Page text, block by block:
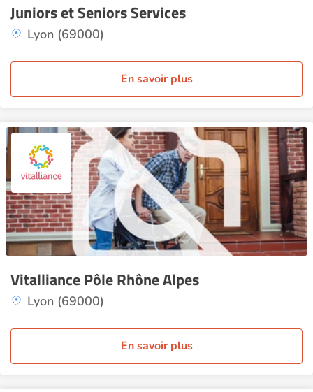
Juniors et Seniors Services
Lyon (69000)
En savoir plus
Vitalliance Pôle Rhône Alpes
Lyon (69000)
En savoir plus